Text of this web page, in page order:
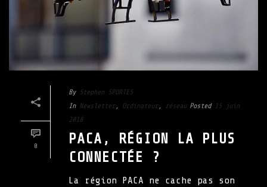
0
By Stephen SPORTES
In Newsletter , Ordinateur , réseau Posted 15 juin
2018
PACA, RÉGION LA PLUS
CONNECTÉE ?
La région PACA ne cache pas son